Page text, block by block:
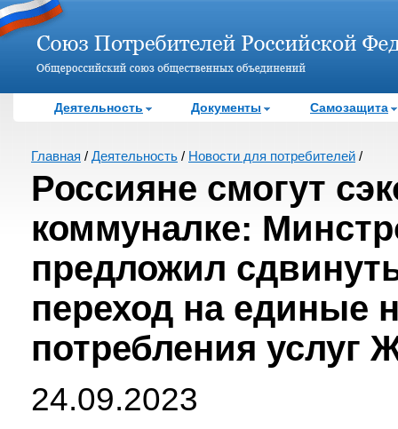
Деятельность Документы Самозащита
Главная / Деятельность / Новости для потребителей /
Россияне смогут
коммуналке:
предложил
переход на единые
потребления услуг
24.09.2023